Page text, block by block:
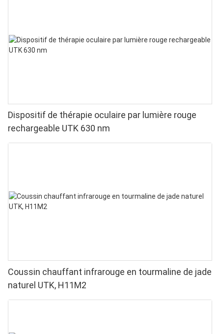
Dispositif de thérapie oculaire par lumière rouge
rechargeable UTK 630 nm
Coussin chauffant infrarouge en tourmaline de jade
naturel UTK, H11M2